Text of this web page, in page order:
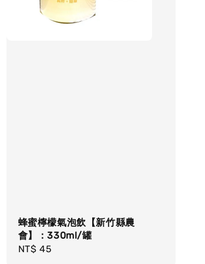
蜂蜜檸檬氣泡飲【新竹縣農
會】：330ml/罐
Regular
NT$ 45